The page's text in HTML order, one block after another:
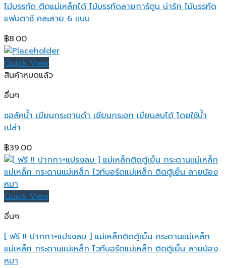
ไม้บรรทัด ติดแม่เหล็กได้ ไม้บรรทัดลายการ์ตูน น่ารัก ไม้บรรทัด
แฟนตาซี คละลาย 6 แบบ
฿8.00
Quick View
สินค้าหมดแล้ว
อื่นๆ
ชอล์คน้ำ เขียนกระดานดำ เขียนกระจก เขียนลบได้ โดยใช้น้ำ
เปล่า
฿39.00
Quick View
อื่นๆ
[ ฟรี !! ปากกา+แปรงลบ ] แม่เหล็กติดตู้เย็น กระดานแม่เหล็ก
แม่เหล็ก กระดานแม่เหล็ก ไวท์บอร์ดแม่เหล็ก ติดตู้เย็น ลายน้อง
หมา